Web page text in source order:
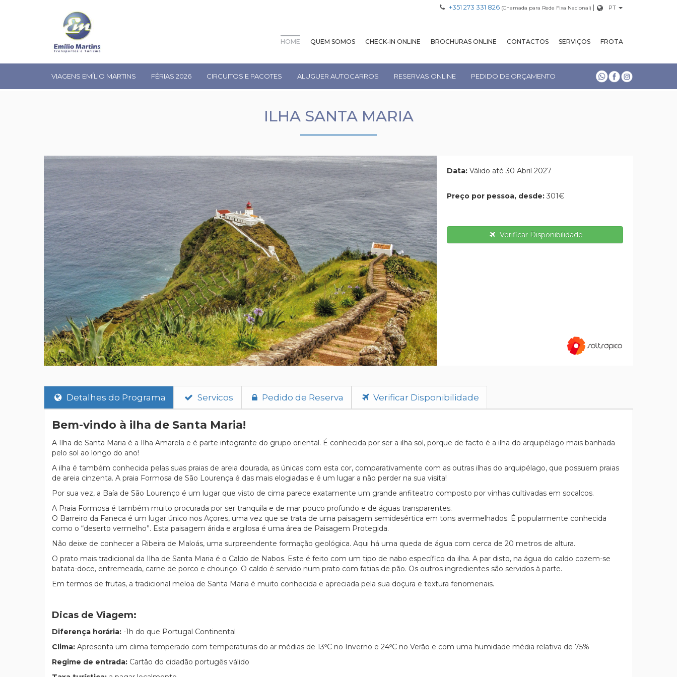
+351 273 331 826 (Chamada para Rede Fixa Nacional) | PT
HOME QUEM SOMOS CHECK-IN ONLINE BROCHURAS ONLINE CONTACTOS SERVIÇOS FROTA
VIAGENS EMÍLIO MARTINS FÉRIAS 2026 CIRCUITOS E PACOTES ALUGUER AUTOCARROS RESERVAS ONLINE PEDIDO DE ORÇAMENTO
ILHA SANTA MARIA
Data: Válido até 30 Abril 2027
Preço por pessoa, desde: 301€
Verificar Disponibilidade
Detalhes do Programa Servicos Pedido de Reserva Verificar Disponibilidade
Bem-vindo à ilha de Santa Maria!
A Ilha de Santa Maria é a Ilha Amarela e é parte integrante do grupo oriental. É conhecida por ser a ilha sol, porque de facto é a ilha do arquipélago mais banhada
pelo sol ao longo do ano!
A ilha é também conhecida pelas suas praias de areia dourada, as únicas com esta cor, comparativamente com as outras ilhas do arquipélago, que possuem praias
de areia cinzenta. A praia Formosa de São Lourença é das mais elogiadas e é um lugar a não perder na sua visita!
Por sua vez, a Baía de São Lourenço é um lugar que visto de cima parece exatamente um grande anfiteatro composto por vinhas cultivadas em socalcos.
A Praia Formosa é também muito procurada por ser tranquila e de mar pouco profundo e de águas transparentes.
O Barreiro da Faneca é um lugar único nos Açores, uma vez que se trata de uma paisagem semidesértica em tons avermelhados. É popularmente conhecida
como o “deserto vermelho”. Esta paisagem árida e argilosa é uma área de Paisagem Protegida.
Não deixe de conhecer a Ribeira de Maloás, uma surpreendente formação geológica. Aqui há uma queda de água com cerca de 20 metros de altura.
O prato mais tradicional da Ilha de Santa Maria é o Caldo de Nabos. Este é feito com um tipo de nabo específico da ilha. A par disto, na água do caldo cozem-se
batata-doce, entremeada, carne de porco e chouriço. O caldo é servido num prato com fatias de pão. Os outros ingredientes são servidos à parte.
Em termos de frutas, a tradicional meloa de Santa Maria é muito conhecida e apreciada pela sua doçura e textura fenomenais.
Dicas de Viagem:
Diferença horária: -1h do que Portugal Continental
Clima: Apresenta um clima temperado com temperaturas do ar médias de 13ºC no Inverno e 24ºC no Verão e com uma humidade média relativa de 75%
Regime de entrada: Cartão do cidadão portugês válido